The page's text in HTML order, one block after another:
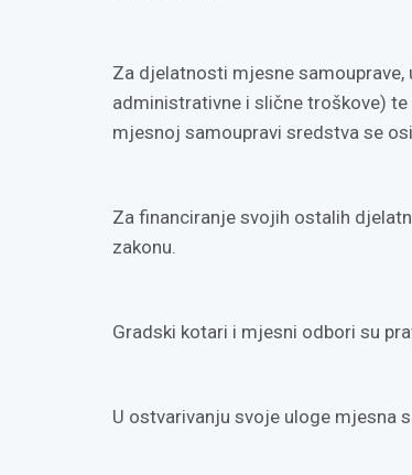
Za djelatnosti mjesne
administrativne i slične troškove)
mjesnoj samoupravi sredstva se
Za financiranje svojih ostalih
zakonu.
Gradski kotari i mjesni odbori su
U ostvarivanju svoje uloge mjesna